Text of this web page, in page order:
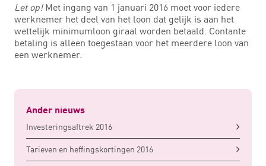
Let op! Met ingang van 1 januari 2016 moet voor iedere
werknemer het deel van het loon dat gelijk is aan het
wettelijk minimumloon giraal worden betaald. Contante
betaling is alleen toegestaan voor het meerdere loon van
een werknemer.
Ander nieuws
Investeringsaftrek 2016
Tarieven en heffingskortingen 2016